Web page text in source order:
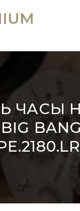
ЧАСЫ
BIG BANG